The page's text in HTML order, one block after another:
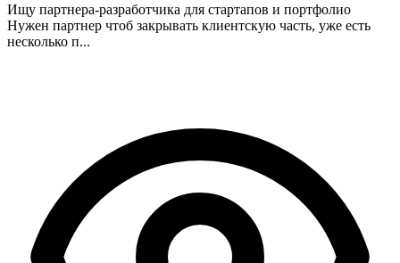
Ищу партнера-разработчика для стартапов и портфолио
Нужен партнер чтоб закрывать клиентскую часть, уже есть
несколько п...